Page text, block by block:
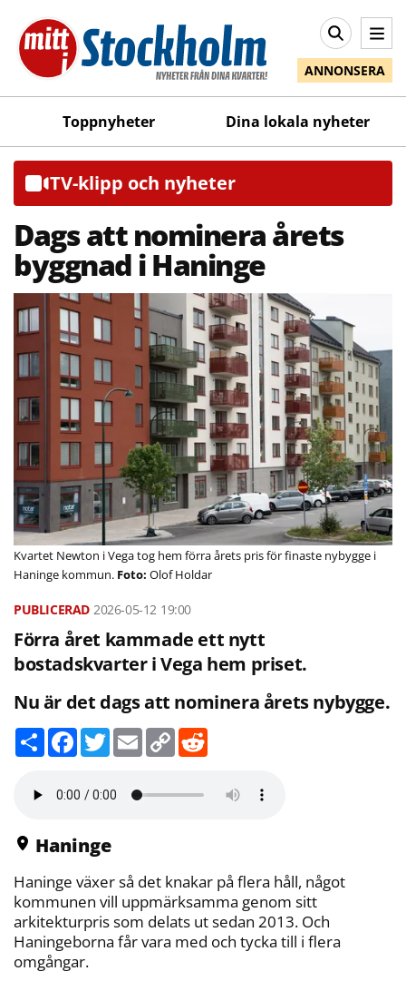
ANNONSERA
Toppnyheter Dina lokala nyheter
TV-klipp och nyheter
Dags att nominera årets
byggnad i Haninge
Kvartet Newton i Vega tog hem förra årets pris för finaste nybygge i
Haninge kommun.
Olof Holdar
2026-05-12 19:00
Förra året kammade ett nytt
bostadskvarter i Vega hem priset.
Nu är det dags att nominera årets nybygge.
D
e
F
a
b
T
w
t
E
m
l
C
o
L
Haninge
Haninge växer så det knakar på flera håll, något
kommunen vill uppmärksamma genom sitt
arkitekturpris som delats ut sedan 2013. Och
Haningeborna får vara med och tycka till i flera
omgångar.